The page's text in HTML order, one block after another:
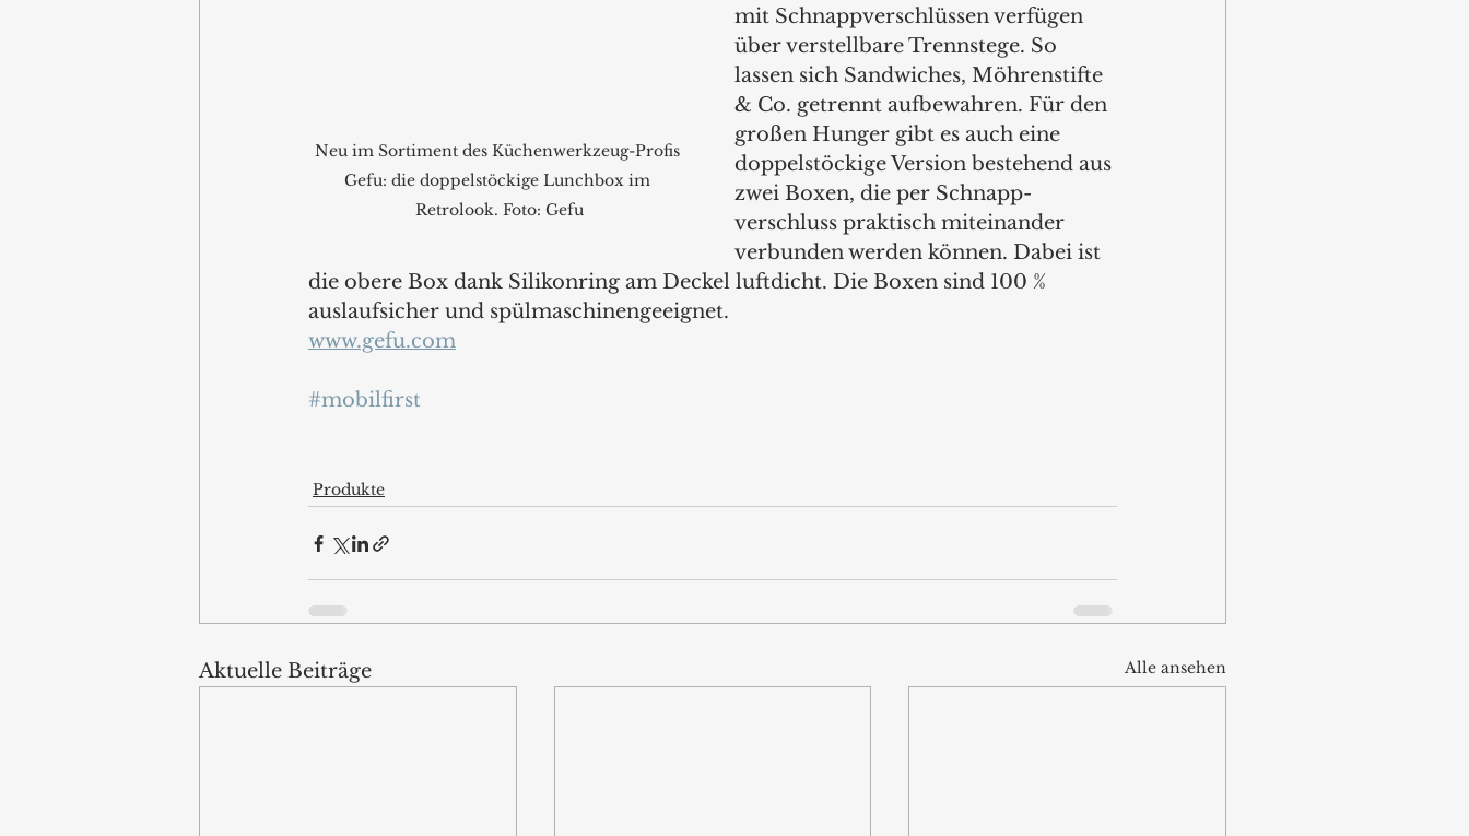
Neu im Sortiment des Küchenwerkzeug-Profis
Gefu: die doppelstöckige Lunchbox im
Retrolook. Foto: Gefu
mit Schnappverschlüssen verfügen
über verstellbare Trennstege. So
lassen sich Sandwiches, Möhrenstifte
& Co. getrennt aufbewahren. Für den
großen Hunger gibt es auch eine
doppelstöckige Version bestehend aus
zwei Boxen, die per Schnapp-
verschluss praktisch miteinander
verbunden werden können. Dabei ist
die obere Box dank Silikonring am Deckel luftdicht. Die Boxen sind 100 %
auslaufsicher und spülmaschinengeeignet.
www.gefu.com
#mobilfirst
Produkte
Aktuelle Beiträge Alle ansehen